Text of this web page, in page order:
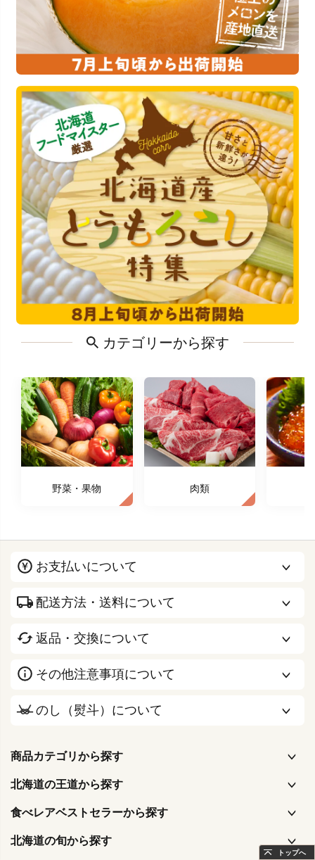
カテゴリーから探す
野菜・果物 肉類
お支払いについて
配送方法・送料について
返品・交換について
その他注意事項について
のし（熨斗）について
商品カテゴリから探す
北海道の王道から探す
食べレアベストセラーから探す
北海道の旬から探す
トップへ